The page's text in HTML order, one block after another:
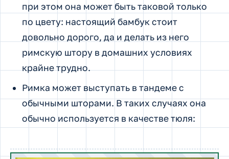
при этом она может быть таковой только
по цвету: настоящий бамбук стоит
довольно дорого, да и делать из него
римскую штору в домашних условиях
крайне трудно.
Римка может выступать в тандеме с
обычными шторами. В таких случаях она
обычно используется в качестве тюля: